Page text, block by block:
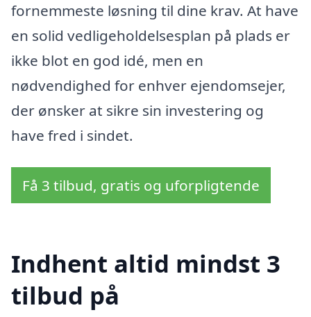
fornemmeste løsning til dine krav. At have
en solid vedligeholdelsesplan på plads er
ikke blot en god idé, men en
nødvendighed for enhver ejendomsejer,
der ønsker at sikre sin investering og
have fred i sindet.
Få 3 tilbud, gratis og uforpligtende
Indhent altid mindst 3
tilbud på